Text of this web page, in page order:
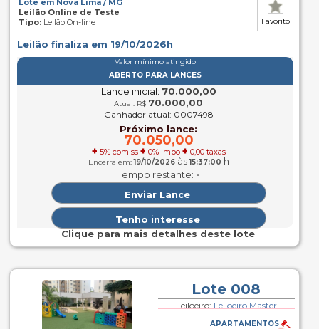
Lote em Nova Lima / MG
Leilão Online de Teste
Tipo:Leilão On-line Favorito
Leilão finaliza em 19/10/2026h
Valor mínimo atingido
ABERTO PARA LANCES
Lance inicial: 70.000,00
Atual: R$ 70.000,00
Ganhador atual: 0007498
Próximo lance:
70.050,00
+ 5% comiss + 0% Impo + 0,00 taxas
Encerra em: 19/10/2026às15:37:00 h
Tempo restante: -
Clique para mais detalhes deste lote
Lote 008
Leiloeiro: Leiloeiro Master
APARTAMENTOS